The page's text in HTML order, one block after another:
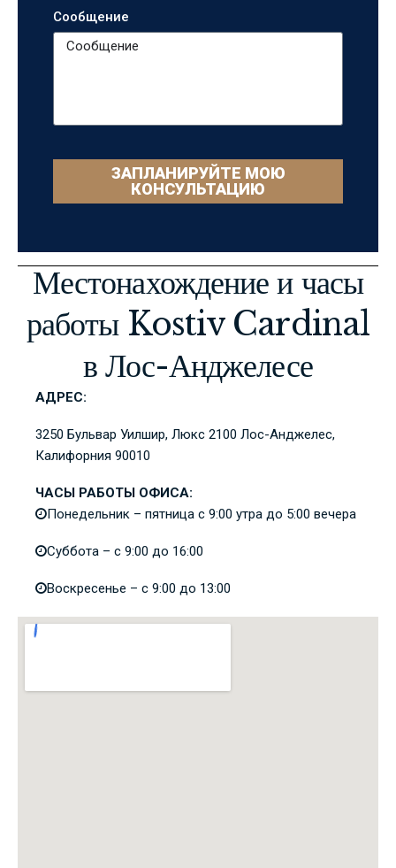
Сообщение
ЗАПЛАНИРУЙТЕ МОЮ
КОНСУЛЬТАЦИЮ
Местонахождение и часы
работы Kostiv Cardinal
в Лос-Анджелесе
АДРЕС:
3250 Бульвар Уилшир, Люкс 2100 Лос-Анджелес,
Калифорния 90010
ЧАСЫ РАБОТЫ ОФИСА:
Понедельник – пятница с 9:00 утра до 5:00 вечера
Суббота – с 9:00 до 16:00
Воскресенье – с 9:00 до 13:00